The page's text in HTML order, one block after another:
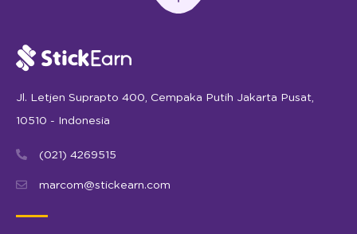
Jl. Letjen Suprapto 400, Cempaka Putih Jakarta Pusat,
10510 - Indonesia
(021) 4269515
marcom@stickearn.com